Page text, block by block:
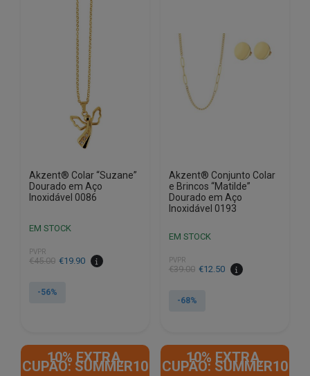
Akzent® Colar “Suzane”
Dourado em Aço
Inoxidável 0086
EM STOCK
PVPR
€45.00
O
original
€19.90
O
atual
-56%
Akzent® Conjunto Colar
e Brincos “Matilde”
Dourado em Aço
Inoxidável 0193
EM STOCK
PVPR
€39.00
O
original
€12.50
O
atual
-68%
10% EXTRA,
CUPÃO: SUMMER10
10% EXTRA,
CUPÃO: SUMMER10